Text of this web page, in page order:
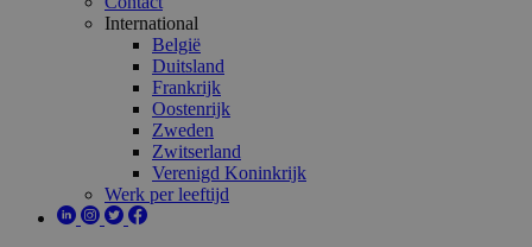
International
België
Duitsland
Frankrijk
Oostenrijk
Zweden
Zwitserland
Verenigd Koninkrijk
Werk per leeftijd